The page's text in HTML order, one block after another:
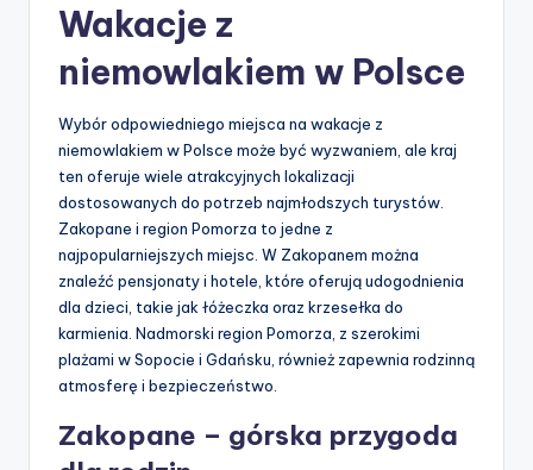
Wakacje z
niemowlakiem w Polsce
Wybór odpowiedniego miejsca na wakacje z
niemowlakiem w Polsce może być wyzwaniem, ale kraj
ten oferuje wiele atrakcyjnych lokalizacji
dostosowanych do potrzeb najmłodszych turystów.
Zakopane i region Pomorza to jedne z
najpopularniejszych miejsc. W Zakopanem można
znaleźć pensjonaty i hotele, które oferują udogodnienia
dla dzieci, takie jak łóżeczka oraz krzesełka do
karmienia. Nadmorski region Pomorza, z szerokimi
plażami w Sopocie i Gdańsku, również zapewnia rodzinną
atmosferę i bezpieczeństwo.
Zakopane – górska przygoda